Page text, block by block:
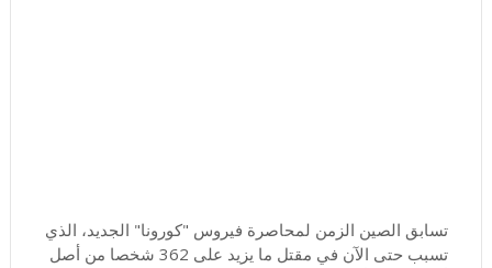
تسابق الصين الزمن لمحاصرة فيروس "كورونا" الجديد، الذي
تسبب حتى الآن في مقتل ما يزيد على 362 شخصا من أصل